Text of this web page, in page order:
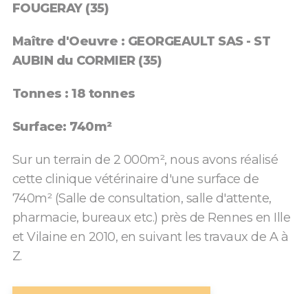
FOUGERAY (35)
Maître d'Oeuvre : GEORGEAULT SAS - ST
AUBIN du CORMIER (35)
Tonnes : 18 tonnes
Surface: 740m²
Sur un terrain de 2 000m², nous avons réalisé
cette clinique vétérinaire d'une surface de
740m² (Salle de consultation, salle d'attente,
pharmacie, bureaux etc.) près de Rennes en Ille
et Vilaine en 2010, en suivant les travaux de A à
Z.